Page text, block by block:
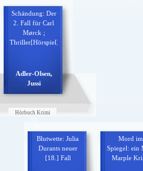
Schändung: Der
2. Fall für Carl
Mørck ;
Thriller[Hörspiel]
Adler-Olsen,
Jussi
Hörbuch Krimi
Blutwette: Julia
Durants neuer
[18.] Fall
Mord im
Spiegel: ein
Marple